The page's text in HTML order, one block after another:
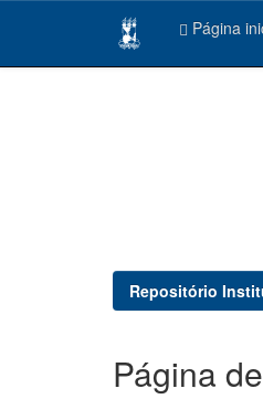
Página
Repositório
Página